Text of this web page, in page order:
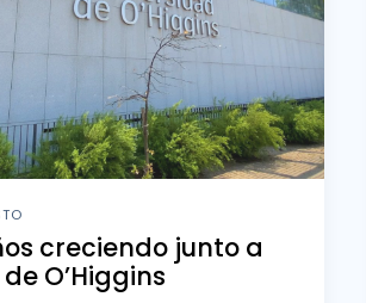
creciendo junto a
O’Higgins